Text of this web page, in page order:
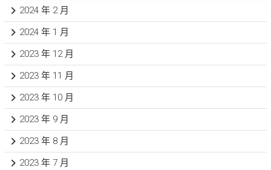
2024 年 2 月
2024 年 1 月
2023 年 12 月
2023 年 11 月
2023 年 10 月
2023 年 9 月
2023 年 8 月
2023 年 7 月